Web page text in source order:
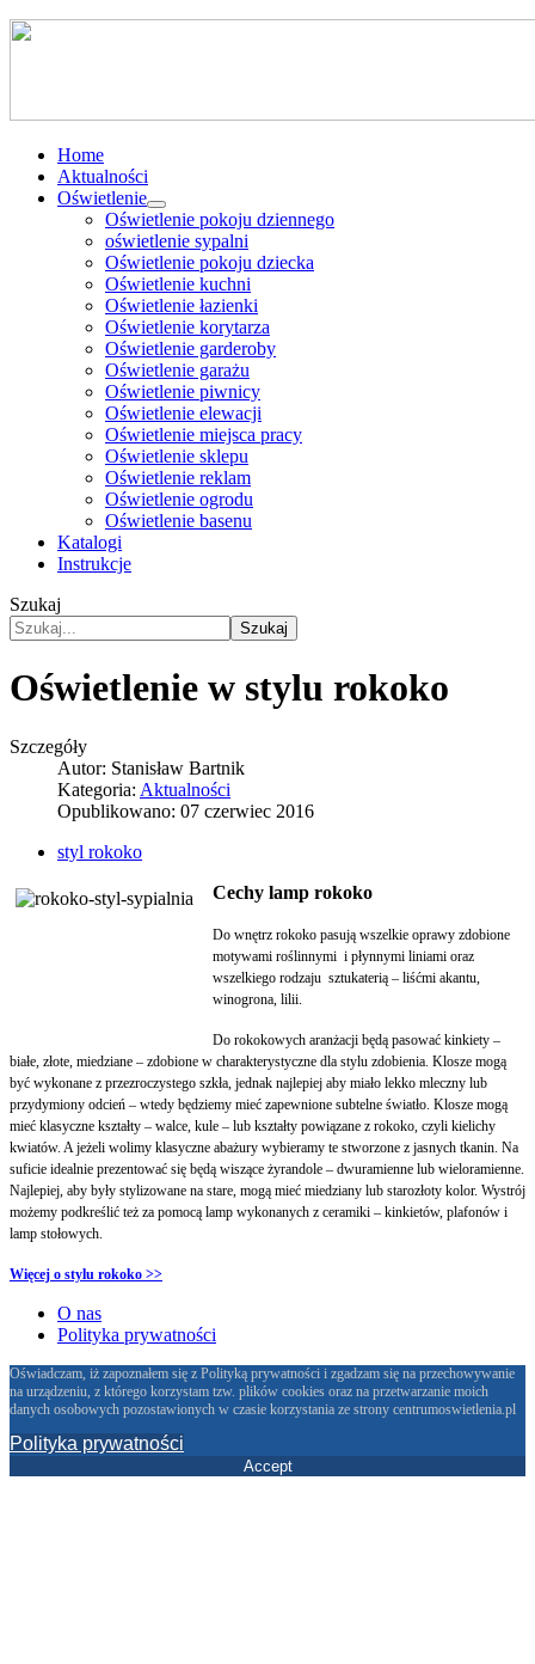
Home
Aktualności
Oświetlenie
Oświetlenie pokoju dziennego
oświetlenie sypalni
Oświetlenie pokoju dziecka
Oświetlenie kuchni
Oświetlenie łazienki
Oświetlenie korytarza
Oświetlenie garderoby
Oświetlenie garażu
Oświetlenie piwnicy
Oświetlenie elewacji
Oświetlenie miejsca pracy
Oświetlenie sklepu
Oświetlenie reklam
Oświetlenie ogrodu
Oświetlenie basenu
Katalogi
Instrukcje
Szukaj
Szukaj
Oświetlenie w stylu rokoko
Szczegóły
Autor: Stanisław Bartnik
Kategoria: Aktualności
Opublikowano: 07 czerwiec 2016
styl rokoko
Cechy lamp rokoko
Do wnętrz rokoko pasują wszelkie oprawy zdobione
motywami roślinnymi i płynnymi liniami oraz
wszelkiego rodzaju sztukaterią – liśćmi akantu,
winogrona, lilii.
Do rokokowych aranżacji będą pasować kinkiety –
białe, złote, miedziane – zdobione w charakterystyczne dla stylu zdobienia. Klosze mogą
być wykonane z przezroczystego szkła, jednak najlepiej aby miało lekko mleczny lub
przydymiony odcień – wtedy będziemy mieć zapewnione subtelne światło. Klosze mogą
mieć klasyczne kształty – walce, kule – lub kształty powiązane z rokoko, czyli kielichy
kwiatów. A jeżeli wolimy klasyczne abażury wybieramy te stworzone z jasnych tkanin. Na
suficie idealnie prezentować się będą wiszące żyrandole – dwuramienne lub wieloramienne.
Najlepiej, aby były stylizowane na stare, mogą mieć miedziany lub starozłoty kolor. Wystrój
możemy podkreślić też za pomocą lamp wykonanych z ceramiki – kinkietów, plafonów i
lamp stołowych.
Więcej o stylu rokoko >>
O nas
Polityka prywatności
Oświadczam, iż zapoznałem się z Polityką prywatności i zgadzam się na przechowywanie
na urządzeniu, z którego korzystam tzw. plików cookies oraz na przetwarzanie moich
danych osobowych pozostawionych w czasie korzystania ze strony centrumoswietlenia.pl
Polityka prywatności
Accept